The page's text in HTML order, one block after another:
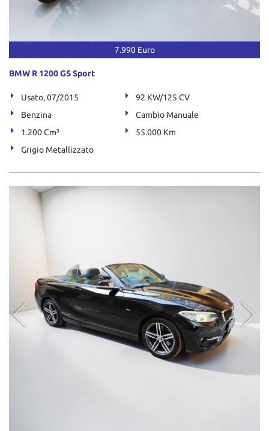
7.990 Euro
BMW R 1200 GS Sport
Usato, 07/2015
92 KW/125 CV
Benzina
Cambio Manuale
1.200 Cm³
55.000 Km
Grigio Metallizzato